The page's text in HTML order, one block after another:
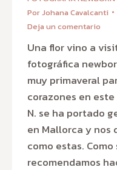
PorJohana Cavalcanti
Deja un comentario
Una flor vino a
fotográfica
muy primaveral
corazones en
N. se ha portado
en Mallorca y nos
como estas.
recomendamos